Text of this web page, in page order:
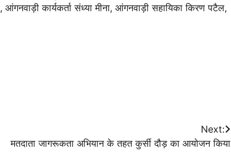
कार्यकर्ता संध्या मीना, आंगनवाड़ी सहायिका किरण पटैल,
Next:
मतदाता जागरूकता अभियान के तहत कुर्सी दौड़ का आयोजन किया